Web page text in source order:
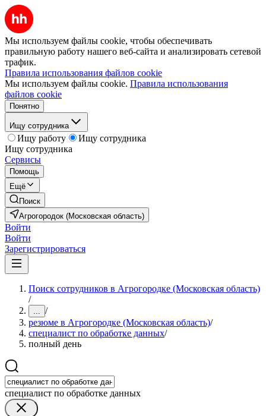
Мы используем файлы cookie, чтобы обеспечивать
правильную работу нашего веб-сайта и анализировать сетевой
трафик.
Правила использования файлов cookie
Мы используем файлы cookie. Правила использования
файлов cookie
Понятно
Ищу сотрудника
Ищу работу
Ищу сотрудника
Ищу сотрудника
Сервисы
Помощь
Ещё
Поиск
Агрогородок (Московская область)
Войти
Войти
Зарегистрироваться
Поиск сотрудников в Агрогородке (Московская область)
/
... /
резюме в Агрогородке (Московская область)/
специалист по обработке данных/
полный день
специалист по обработке данных